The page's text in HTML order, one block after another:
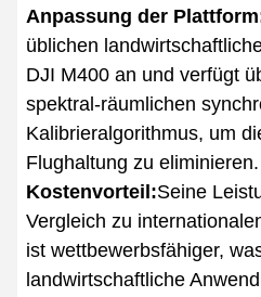
Anpassung der
üblichen
DJI M400 an und verfügt
spektral-räumlichen
Kalibrieralgorithmus, um
Flughaltung zu eliminieren.
Kostenvorteil:Seine
Vergleich zu
ist wettbewerbsfähiger,
landwirtschaftliche